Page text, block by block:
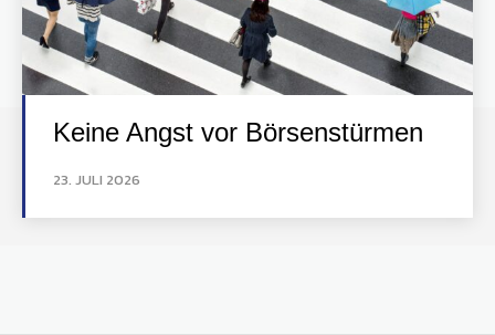
Keine Angst vor Börsenstürmen
23. JULI 2026